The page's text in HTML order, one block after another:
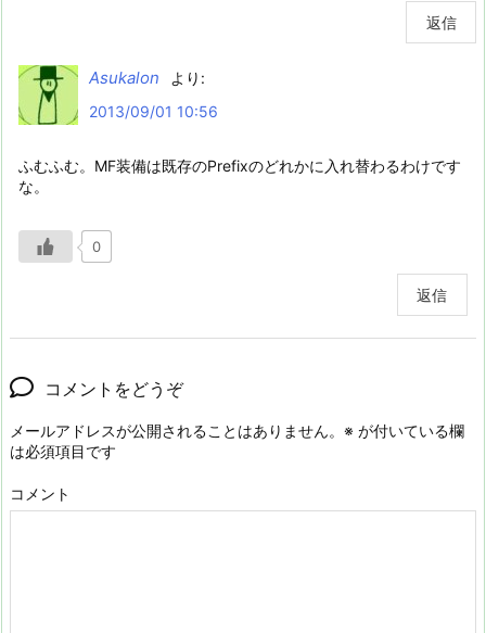
返信
Asukalon
より:
2013/09/01 10:56
ふむふむ。MF装備は既存のPrefixのどれかに入れ替わるわけです
な。
0
返信
コメントをどうぞ
メールアドレスが公開されることはありません。 ※ が付いている欄
は必須項目です
コメント